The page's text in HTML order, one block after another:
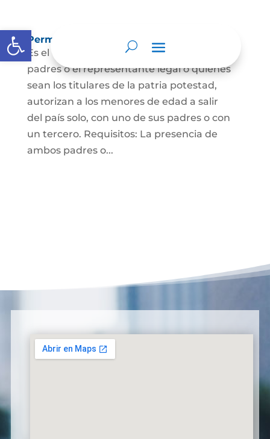
Abrir barra de herramientas
Permisos de salida de país temporal
Es el documento mediante el cual los
padres o el representante legal o quienes
sean los titulares de la patria potestad,
autorizan a los menores de edad a salir
del país solo, con uno de sus padres o con
un tercero. Requisitos: La presencia de
ambos padres o...